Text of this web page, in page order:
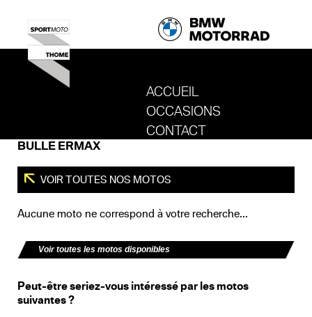
ACCUEIL
REVENIR AU SITE DE SPORT MOTO
OCCASIONS
CONTACT
BULLE ERMAX
VOIR TOUTES NOS MOTOS
Aucune moto ne correspond à votre recherche...
Voir toutes les motos disponibles
Peut-être seriez-vous intéressé par les motos
suivantes ?